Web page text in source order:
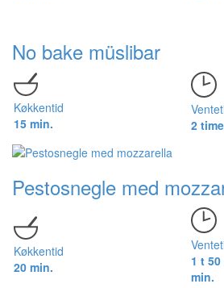
No bake müslibar
Køkkentid
15 min.
2
Pestosnegle med
Køkkentid
20 min.
1 t 50
min.